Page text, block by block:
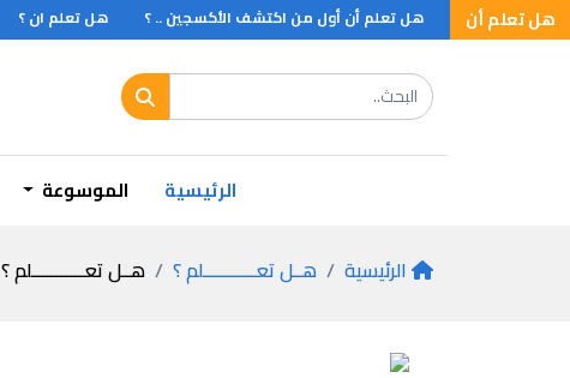
هل تعلم أن
الصين .. ؟ هل تعلم أن أول من اكتشف الأكسجين .. ؟ هل تعلم ان ؟
الرئيسية الموسوعة
الرئيسية هــل تعـــــــــــلم ؟ هــل تعـــــــــــلم ؟